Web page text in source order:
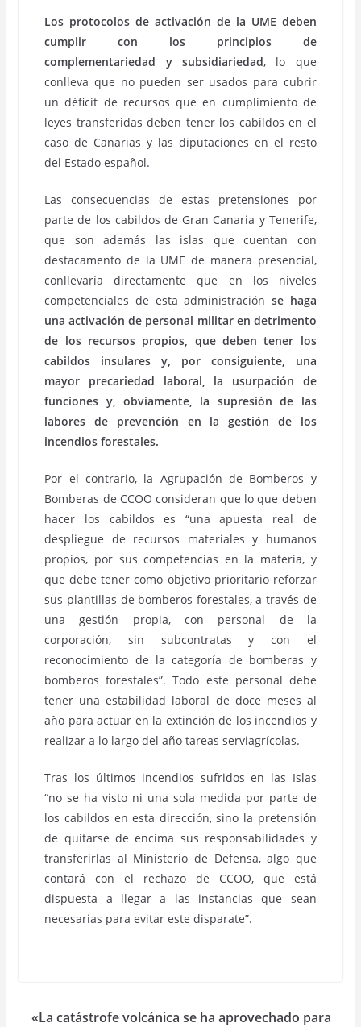
Los protocolos de activación de la UME deben
cumplir con los principios de
complementariedad y subsidiariedad, lo que
conlleva que no pueden ser usados para cubrir
un déficit de recursos que en cumplimiento de
leyes transferidas deben tener los cabildos en el
caso de Canarias y las diputaciones en el resto
del Estado español.
Las consecuencias de estas pretensiones por
parte de los cabildos de Gran Canaria y Tenerife,
que son además las islas que cuentan con
destacamento de la UME de manera presencial,
conllevaría directamente que en los niveles
competenciales de esta administraciónse haga
una activación de personal militar en detrimento
de los recursos propios, que deben tener los
cabildos insulares y, por consiguiente, una
mayor precariedad laboral, la usurpación de
funciones y, obviamente, la supresión de las
labores de prevención en la gestión de los
incendios forestales.
Por el contrario, la Agrupación de Bomberos y
Bomberas de CCOO consideran que lo que deben
hacer los cabildos es “una apuesta real de
despliegue de recursos materiales y humanos
propios, por sus competencias en la materia, y
que debe tener como objetivo prioritario reforzar
sus plantillas de bomberos forestales, a través de
una gestión propia, con personal de la
corporación, sin subcontratas y con el
reconocimiento de la categoría de bomberas y
bomberos forestales”. Todo este personal debe
tener una estabilidad laboral de doce meses al
año para actuar en la extinción de los incendios y
realizar a lo largo del año tareas serviagrícolas.
Tras los últimos incendios sufridos en las Islas
“no se ha visto ni una sola medida por parte de
los cabildos en esta dirección, sino la pretensión
de quitarse de encima sus responsabilidades y
transferirlas al Ministerio de Defensa, algo que
contará con el rechazo de CCOO, que está
dispuesta a llegar a las instancias que sean
necesarias para evitar este disparate”.
«La catástrofe volcánica se ha aprovechado para